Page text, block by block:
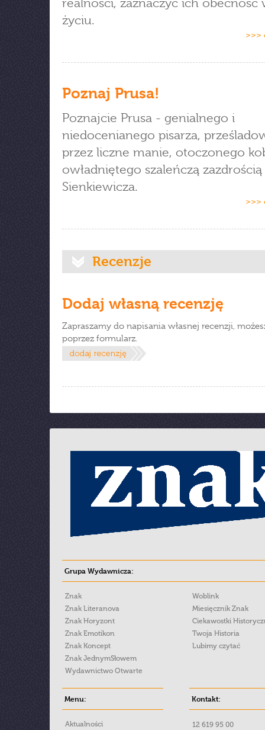
realności, zaznaczyć ich obecność
życiu.
>>>
Poznaj Prusa!
Poznajcie Prusa - genialnego i
niedocenianego pisarza,
przez liczne manie, otoczonego
owładniętego szaleńczą zazdrością
Sienkiewicza.
>>>
Recenzje
Dodaj własną recenzję
Zapraszamy do napisania własnej recenzji,
poprzez formularz.
Grupa Wydawnicza:
Znak
Znak Literanova
Znak Horyzont
Znak Emotikon
Znak Koncept
Znak JednymSłowem
Wydawnictwo Otwarte
Woblink
Miesięcznik Znak
Ciekawostki
Twoja Historia
Lubimy czytać
Menu:
Aktualności
Kontakt:
12 619 95 00